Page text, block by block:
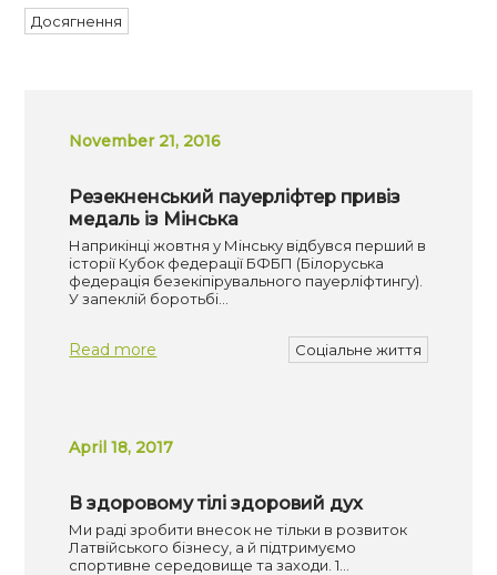
Досягнення
November 21, 2016
Резекненський пауерліфтер привіз
медаль із Мінська
Наприкінці жовтня у Мінську відбувся перший в
історії Кубок федерації БФБП (Білоруська
федерація безекіпірувального пауерліфтингу).
У запеклій боротьбі…
Read more Соціальне життя
April 18, 2017
В здоровому тілі здоровий дух
Ми раді зробити внесок не тільки в розвиток
Латвійського бізнесу, а й підтримуємо
спортивне середовище та заходи. 1…